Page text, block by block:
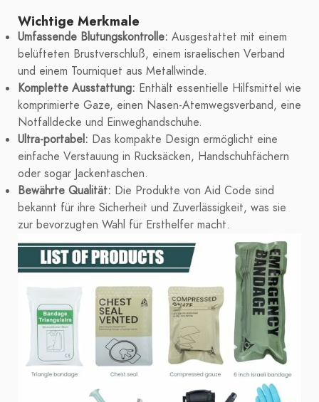
Wichtige Merkmale
Umfassende Blutungskontrolle: Ausgestattet mit einem
belüfteten Brustverschluß, einem israelischen Verband
und einem Tourniquet aus Metallwinde.
Komplette Ausstattung: Enthält essentielle Hilfsmittel wie
komprimierte Gaze, einen Nasen-Atemwegsverband, eine
Notfalldecke und Einweghandschuhe.
Ultra-portabel: Das kompakte Design ermöglicht eine
einfache Verstauung in Rucksäcken, Handschuhfächern
oder sogar Jackentaschen.
Bewährte Qualität: Die Produkte von Aid Code sind
bekannt für ihre Sicherheit und Zuverlässigkeit, was sie
zur bevorzugten Wahl für Ersthelfer macht.